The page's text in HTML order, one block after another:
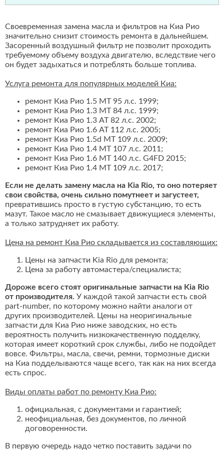
Своевременная замена масла и фильтров на Киа Рио
значительно снизит стоимость ремонта в дальнейшем.
Засоренный воздушный фильтр не позволит проходить
требуемому объему воздуха двигателю, вследствие чего
он будет задыхаться и потреблять больше топлива.
Услуга ремонта для популярных моделей Киа:
ремонт Киа Рио 1.5 MT 95 л.с. 1999;
ремонт Киа Рио 1.3 MT 84 л.с. 1999;
ремонт Киа Рио 1.3 AT 82 л.с. 2002;
ремонт Киа Рио 1.6 AT 112 л.с. 2005;
ремонт Киа Рио 1.5d MT 109 л.с. 2009;
ремонт Киа Рио 1.4 MT 107 л.с. 2011;
ремонт Киа Рио 1.6 MT 140 л.с. G4FD 2015;
ремонт Киа Рио 1.4 MT 109 л.с. 2017;
Если не делать замену масла на Kia Rio, то оно потеряет
свои свойства, очень сильно помутнеет и загустеет,
превратившись просто в густую субстанцию, то есть
мазут. Такое масло не смазывает движущиеся элементы,
а только затрудняет их работу.
Цена на ремонт Киа Рио складывается из составляющих:
Цены на запчасти Kia Rio для ремонта;
Цена за работу автомастера/специалиста;
Дороже всего стоят оригинальные запчасти на Kia Rio
от производителя. У каждой такой запчасти есть свой
part-number, по которому можно найти аналоги от
других производителей. Цены на неоригинальные
запчасти для Киа Рио ниже заводских, но есть
вероятность получить низкокачественную подделку,
которая имеет короткий срок службы, либо не подойдет
вовсе. Фильтры, масла, свечи, ремни, тормозные диски
на Киа подделываются чаще всего, так как на них всегда
есть спрос.
Виды оплаты работ по ремонту Киа Рио:
официальная, с документами и гарантией;
неофициальная, без документов, по личной
договоренности.
В первую очередь надо четко поставить задачи по